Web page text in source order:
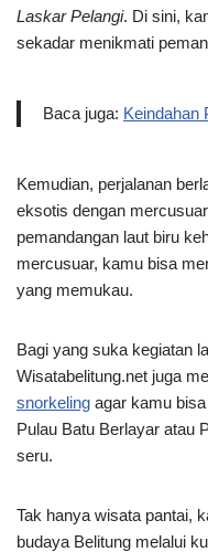
Laskar Pelangi. Di sini,
sekadar menikmati
Baca juga: Keindahan
Kemudian, perjalanan
eksotis dengan
pemandangan laut biru
mercusuar, kamu bisa
yang memukau.
Bagi yang suka kegiatan
Wisatabelitung.net juga
snorkeling agar kamu
Pulau Batu Berlayar atau
seru.
Tak hanya wisata pantai,
budaya Belitung melalui